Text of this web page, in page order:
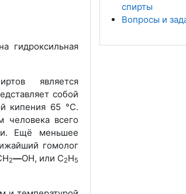
гидроксильная
является
собой
кипения 65 °С.
человека всего
Ещё меньшее
гомолог
2—ОН, или С2Н5
спирты
Вопросы и